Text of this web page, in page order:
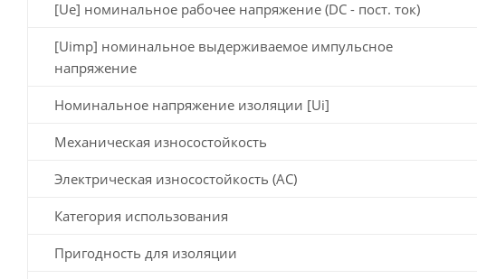
[Ue] номинальное рабочее напряжение (DC - пост. ток)
[Uimp] номинальное выдерживаемое импульсное
напряжение
Номинальное напряжение изоляции [Ui]
Механическая износостойкость
Электрическая износостойкость (AC)
Категория использования
Пригодность для изоляции